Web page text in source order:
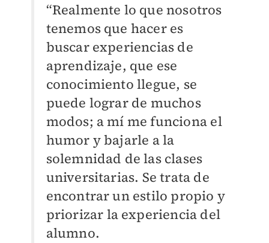
“Realmente lo que nosotros
tenemos que hacer es
buscar experiencias de
aprendizaje, que ese
conocimiento llegue, se
puede lograr de muchos
modos; a mí me funciona el
humor y bajarle a la
solemnidad de las clases
universitarias. Se trata de
encontrar un estilo propio y
priorizar la experiencia del
alumno.